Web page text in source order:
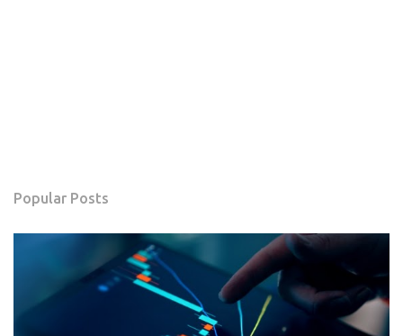
Popular Posts